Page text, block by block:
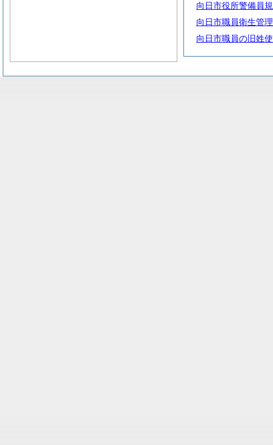
向日市役所警備員
向日市職員衛生管
向日市職員の旧姓